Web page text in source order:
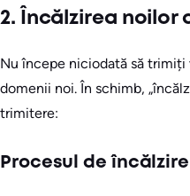
2. Încălzirea noilor
Nu începe niciodată să trimiți
domenii noi. În schimb,
trimitere:
Procesul de încălzire